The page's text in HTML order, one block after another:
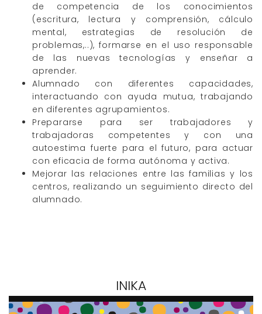
de competencia de los conocimientos
(escritura, lectura y comprensión, cálculo
mental, estrategias de resolución de
problemas,..), formarse en el uso responsable
de las nuevas tecnologías y enseñar a
aprender.
Alumnado con diferentes capacidades,
interactuando con ayuda mutua, trabajando
en diferentes agrupamientos.
Prepararse para ser trabajadores y
trabajadoras competentes y con una
autoestima fuerte para el futuro, para actuar
con eficacia de forma autónoma y activa.
Mejorar las relaciones entre las familias y los
centros, realizando un seguimiento directo del
alumnado.
INIKA